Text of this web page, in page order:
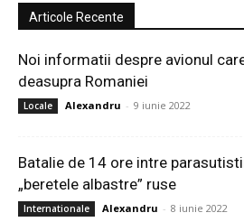
Articole Recente
Noi informatii despre avionul
deasupra Romaniei
Locale Alexandru - 9 iunie 2022
Batalie de 14 ore intre
„beretele albastre” ruse
Internationale Alexandru - 8 iunie 2022